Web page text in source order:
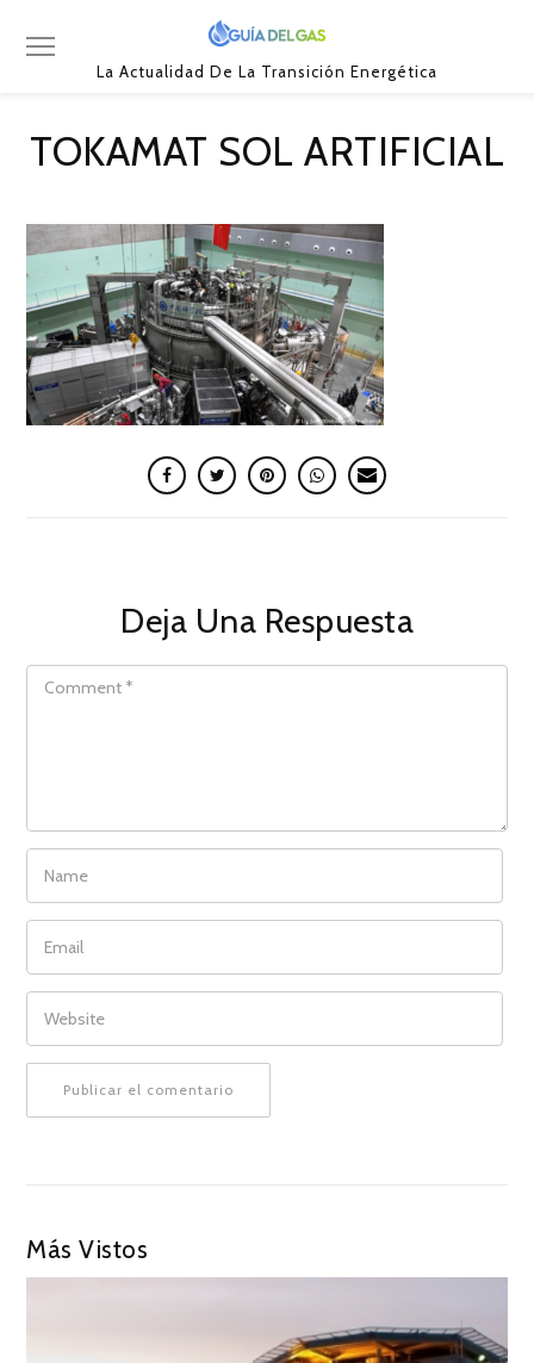
La Actualidad De La Transición Energética
TOKAMAT SOL ARTIFICIAL
Deja Una Respuesta
COMMENT
NAME
EMAIL
WEBSITE
Más Vistos